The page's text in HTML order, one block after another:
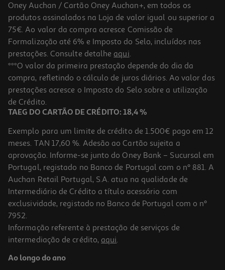
Oney Auchan / Cartão Oney Auchan+, em todos os
produtos assinalados na Loja de valor igual ou superior a
75€. Ao valor da compra acresce Comissão de
Formalização até 6% e Imposto do Selo, incluídos nas
prestações. Consulte detalhe aqui.
***O valor da primeira prestação depende do dia da
compra, refletindo o cálculo de juros diários. Ao valor das
prestações acresce o Imposto do Selo sobre a utilização
de Crédito.
TAEG DO CARTÃO DE CRÉDITO: 18,4 %
Exemplo para um limite de crédito de 1.500€ pago em 12
meses. TAN 17,60 %. Adesão ao Cartão sujeita a
aprovação. Informe-se junto do Oney Bank – Sucursal em
Portugal, registado no Banco de Portugal com o nº 881. A
Auchan Retail Portugal, S.A. atua na qualidade de
Intermediário de Crédito a título acessório com
exclusividade, registado no Banco de Portugal com o nº
7952.
Informação referente à prestação de serviços de
intermediação de crédito, aqui.
Ao longo do ano